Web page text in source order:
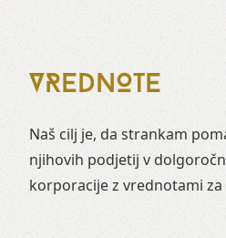
VREDNOTE
Naš cilj je, da strankam
njihovih podjetij v
korporacije z vrednotami